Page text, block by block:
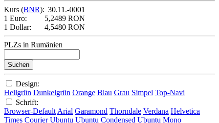
Kurs (BNR): 30.11.-0001
1 Euro:
5,2489 RON
1 Dollar:
4,5480 RON
PLZs in Rumänien
Design:
Hellgrün Dunkelgrün Orange Blau Grau Simpel Top-Navi
Schrift:
Browser-Default Arial Garamond Thorndale Verdana Helvetica
Times Courier Ubuntu Ubuntu Condensed Ubuntu Mono